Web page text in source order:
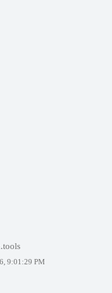
9:01:29 PM